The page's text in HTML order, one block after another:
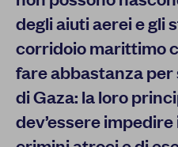
degli aiuti aerei e gli
corridoio marittimo
fare abbastanza
di Gaza: la loro
dev’essere